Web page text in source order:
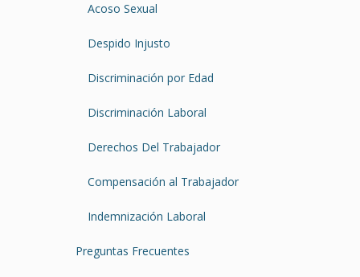
Acoso Sexual
Despido Injusto
Discriminación por Edad
Discriminación Laboral
Derechos Del Trabajador
Compensación al Trabajador
Indemnización Laboral
Preguntas Frecuentes